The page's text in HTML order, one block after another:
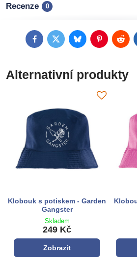
Recenze 0
FacebookTwitterBlueskyPinterest
Alternativní produkty
Klobouk s potiskem - Garden
Gangster
Skladem
249 Kč
Zobrazit